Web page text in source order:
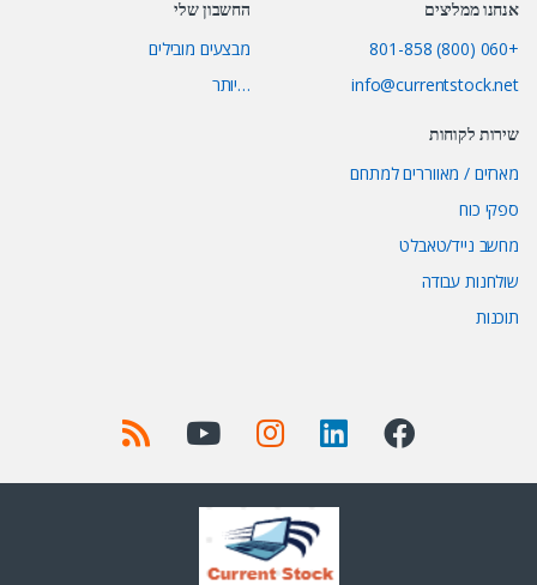
אנחנו ממליצים
+060 (800) 801-858
info@currentstock.net
החשבון שלי
מבצעים מובילים
…יותר
שירות לקוחות
מארזים / מאווררים למתחם
ספקי כוח
מחשב נייד/טאבלט
שולחנות עבודה
תוכנות